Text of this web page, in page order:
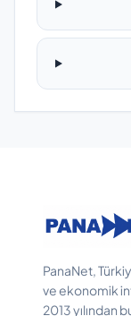
PanaNet,
ve ekonomik
2013 yılından